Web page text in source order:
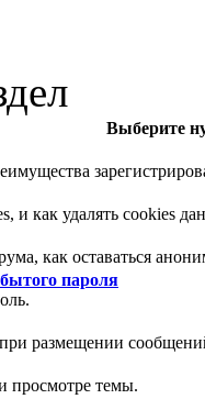
Выберите
и как удалять cookies
как оставаться
пароля
размещении
просмотре темы.